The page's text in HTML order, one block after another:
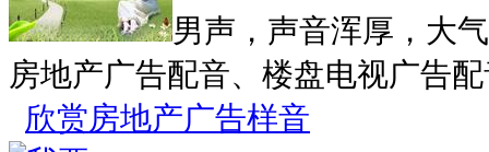
男声，声音浑厚，大
房地产广告配音、楼盘电视广告
欣赏房地产广告样音